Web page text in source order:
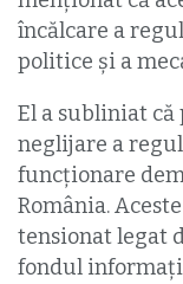
încălcare a
politice și a
El a subliniat că
neglijare a
funcționare
România.
tensionat legat
fondul